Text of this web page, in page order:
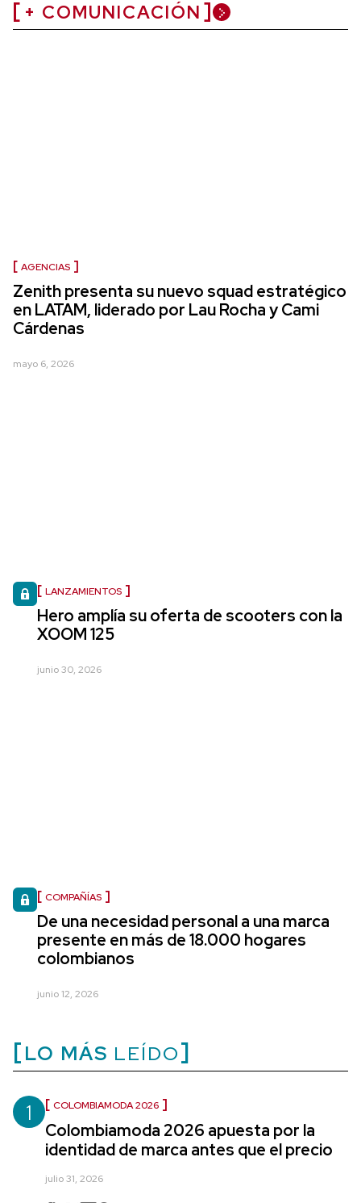
+ COMUNICACIÓN
AGENCIAS
Zenith presenta su nuevo squad estratégico
en LATAM, liderado por Lau Rocha y Cami
Cárdenas
mayo 6, 2026
LANZAMIENTOS
Hero amplía su oferta de scooters con la
XOOM 125
junio 30, 2026
COMPAÑÍAS
De una necesidad personal a una marca
presente en más de 18.000 hogares
colombianos
junio 12, 2026
LO MÁS LEÍDO
1 COLOMBIAMODA 2026
Colombiamoda 2026 apuesta por la
identidad de marca antes que el precio
julio 31, 2026